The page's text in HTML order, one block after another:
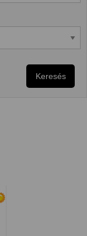
Keresés